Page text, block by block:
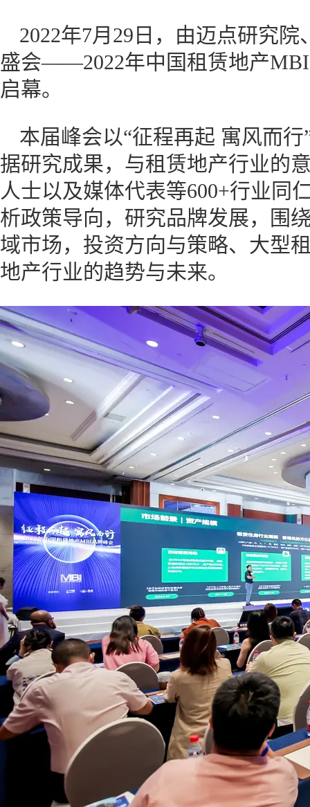
2022年7月29日，由迈点研究
盛会——2022年中国租赁地产
启幕。
本届峰会以“征程再起 寓风而
据研究成果，与租赁地产行业的
人士以及媒体代表等600+行业同
析政策导向，研究品牌发展，围
域市场，投资方向与策略、大型
地产行业的趋势与未来。